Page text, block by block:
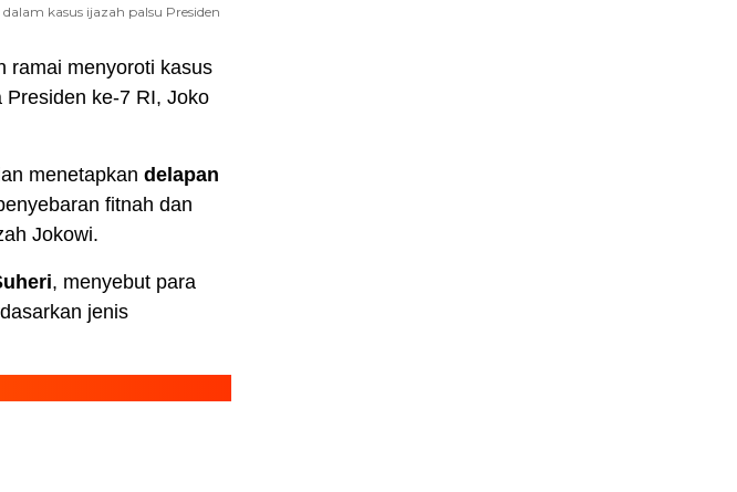
kasus ijazah palsu Presiden
ramai menyoroti kasus
ke-7 RI, Joko
menetapkan delapan
fitnah dan
Jokowi.
, menyebut para
jenis